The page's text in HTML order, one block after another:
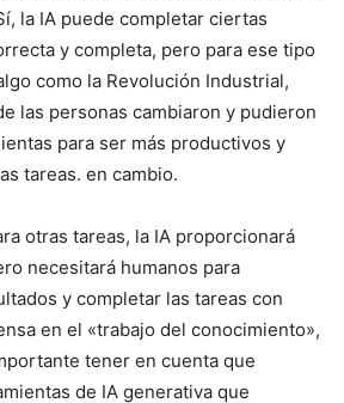
la IA puede completar ciertas
y completa, pero para ese tipo
como la Revolución Industrial,
las personas cambiaron y pudieron
para ser más productivos y
tareas. en cambio.
otras tareas, la IA proporcionará
necesitará humanos para
y completar las tareas con
en el «trabajo del conocimiento»,
tener en cuenta que
de IA generativa que